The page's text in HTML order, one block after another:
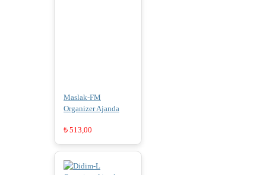
Maslak-FM
Organizer Ajanda
₺ 513,00